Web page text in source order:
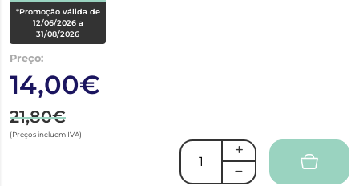
*Promoção válida de
12/06/2026 a
31/08/2026
Preço:
14,00€
21,80€
(Preços incluem IVA)